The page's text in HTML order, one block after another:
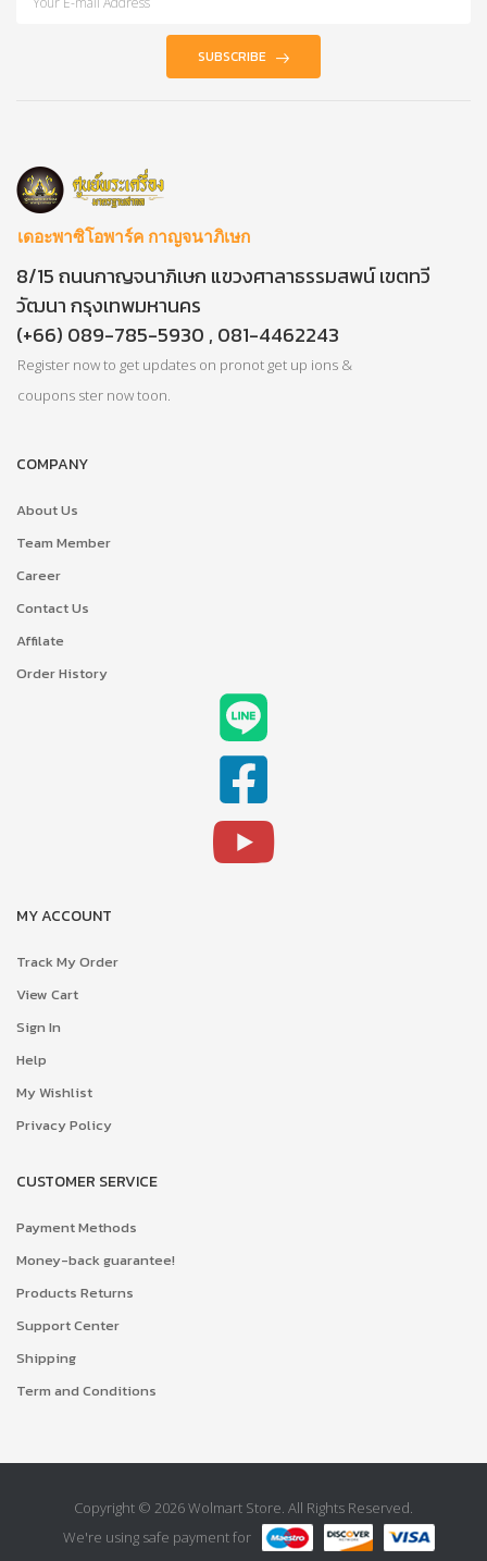
SUBSCRIBE
เดอะพาซิโอพาร์ค กาญจนาภิเษก
8/15 ถนนกาญจนาภิเษก แขวงศาลาธรรมสพน์ เขตทวี
วัฒนา กรุงเทพมหานคร
(+66) 089-785-5930 , 081-4462243
Register now to get updates on pronot get up ions &
coupons ster now toon.
COMPANY
About Us
Team Member
Career
Contact Us
Affilate
Order History
MY ACCOUNT
Track My Order
View Cart
Sign In
Help
My Wishlist
Privacy Policy
CUSTOMER SERVICE
Payment Methods
Money-back guarantee!
Products Returns
Support Center
Shipping
Term and Conditions
Copyright © 2026 Wolmart Store. All Rights Reserved.
We're using safe payment for